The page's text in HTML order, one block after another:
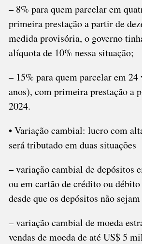
– 8% para quem parcelar em
primeira prestação a partir de
medida provisória, o governo
alíquota de 10% nessa situação;
– 15% para quem parcelar em 24
anos), com primeira prestação a
2024.
• Variação cambial: lucro com
será tributado em duas situações
– variação cambial de depósitos
ou em cartão de crédito ou
desde que os depósitos não
– variação cambial de moeda
vendas de moeda de até US$ 5